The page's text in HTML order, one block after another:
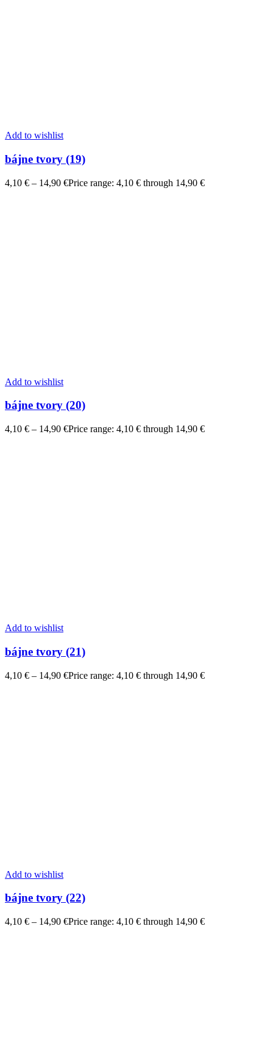
Add to wishlist
bájne tvory (19)
4,10 € – 14,90 €Price range: 4,10 € through 14,90 €
Add to wishlist
bájne tvory (20)
4,10 € – 14,90 €Price range: 4,10 € through 14,90 €
Add to wishlist
bájne tvory (21)
4,10 € – 14,90 €Price range: 4,10 € through 14,90 €
Add to wishlist
bájne tvory (22)
4,10 € – 14,90 €Price range: 4,10 € through 14,90 €